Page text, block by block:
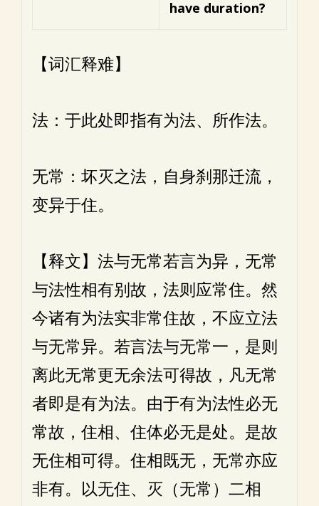
have duration?
【词汇释难】
法：于此处即指有为法、所作法。
无常：坏灭之法，自身刹那迁流，
变异于住。
【释文】法与无常若言为异，无常
与法性相有别故，法则应常住。然
今诸有为法实非常住故，不应立法
与无常异。若言法与无常一，是则
离此无常更无余法可得故，凡无常
者即是有为法。由于有为法性必无
常故，住相、住体必无是处。是故
无住相可得。住相既无，无常亦应
非有。以无住、灭（无常）二相